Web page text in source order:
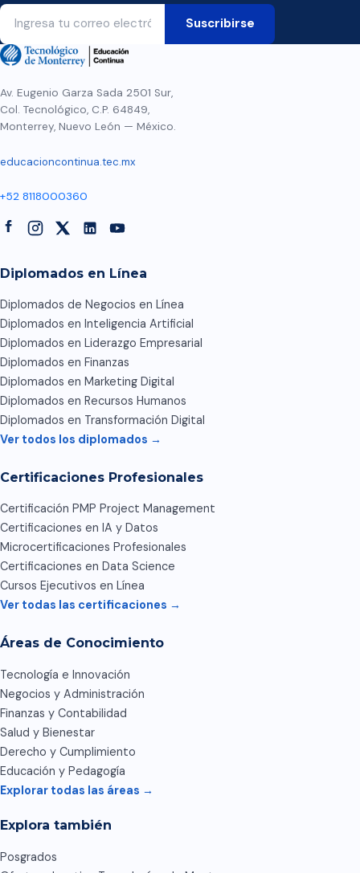
Av. Eugenio Garza Sada 2501 Sur,
Col. Tecnológico, C.P. 64849,
Monterrey, Nuevo León — México.
educacioncontinua.tec.mx
+52 8118000360
Diplomados en Línea
Diplomados de Negocios en Línea
Diplomados en Inteligencia Artificial
Diplomados en Liderazgo Empresarial
Diplomados en Finanzas
Diplomados en Marketing Digital
Diplomados en Recursos Humanos
Diplomados en Transformación Digital
Ver todos los diplomados →
Certificaciones Profesionales
Certificación PMP Project Management
Certificaciones en IA y Datos
Microcertificaciones Profesionales
Certificaciones en Data Science
Cursos Ejecutivos en Línea
Ver todas las certificaciones →
Áreas de Conocimiento
Tecnología e Innovación
Negocios y Administración
Finanzas y Contabilidad
Salud y Bienestar
Derecho y Cumplimiento
Educación y Pedagogía
Explorar todas las áreas →
Explora también
Posgrados